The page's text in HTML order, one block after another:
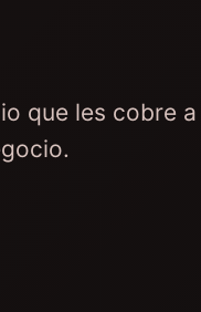
que les cobre a